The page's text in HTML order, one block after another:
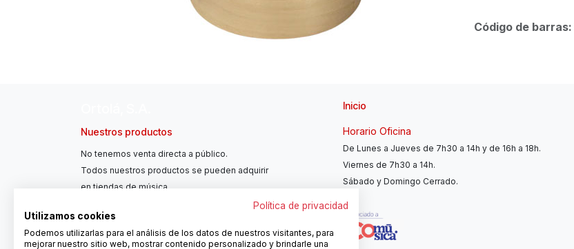
Código de barras:
Nuestros productos
No tenemos venta directa a público.
Todos nuestros productos se pueden adquirir
en tiendas de música.
Inicio
Horario Oficina
De Lunes a Jueves de 7h30 a 14h y de 16h a 18h.
Viernes de 7h30 a 14h.
Sábado y Domingo Cerrado.
Política de privacidad
Utilizamos cookies
Podemos utilizarlas para el análisis de los datos de nuestros visitantes, para
mejorar nuestro sitio web, mostrar contenido personalizado y brindarle una